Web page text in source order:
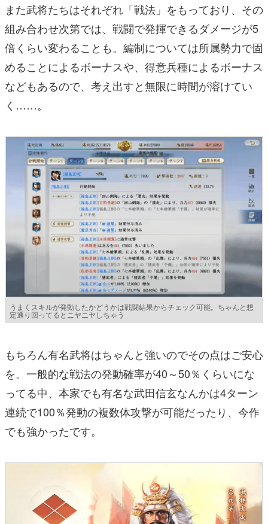
また武将たちはそれぞれ「戦法」をもっており、その
組み合わせ次第では、戦闘で発揮できるダメージが5
倍くらい変わることも。編制については所属勢力で固
めることによるボーナスや、得意兵種によるボーナス
などもあるので、考え出すと無限に時間が溶けてい
く……。
うまくスキルが発動したかどうかは戦闘結果からチェック可能。ちゃんと想
定通り回ってるとニヤニヤしちゃう
もちろん有名武将はちゃんと強いのでその点はご安心
を。一般的な戦法の発動確率が40～50％くらいにな
ってる中、本家でも有名な武田信玄なんかは4ターン
連続で100％発動の複数体攻撃が可能だったり、今作
でも強かったです。